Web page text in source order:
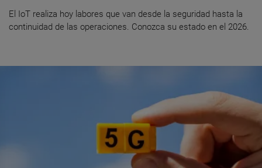
El IoT realiza hoy labores que van desde la seguridad hasta la
continuidad de las operaciones. Conozca su estado en el 2026.